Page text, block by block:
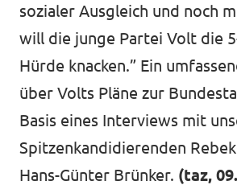
sozialer Ausgleich und noch
will die junge Partei Volt die
Hürde knacken.” Ein
über Volts Pläne zur
Basis eines Interviews mit
Spitzenkandidierenden
Hans-Günter Brünker. (taz,